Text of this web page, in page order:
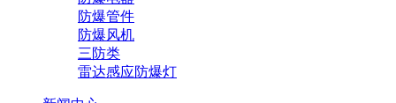
防爆管件
防爆风机
三防类
雷达感应防爆灯